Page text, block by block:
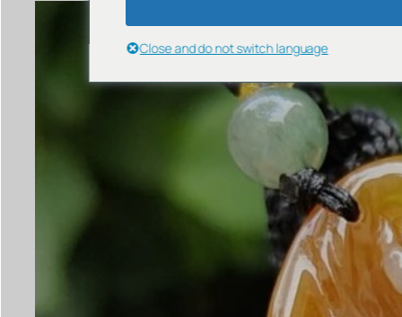
Close and do not switch language